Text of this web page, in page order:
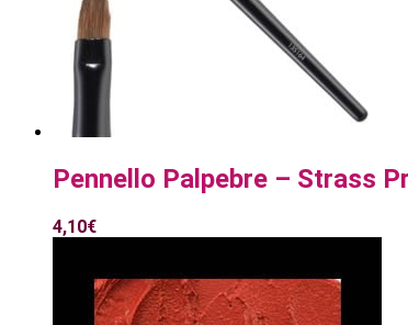
Pennello Palpebre – Strass
4,10€